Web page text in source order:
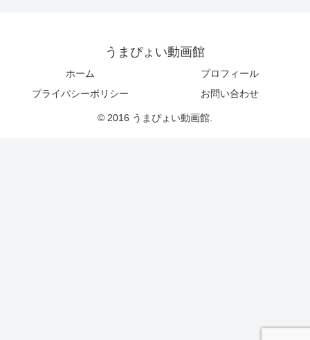
うまぴょい動画館
ホーム
プロフィール
プライバシーポリシー
お問い合わせ
© 2016 うまぴょい動画館.